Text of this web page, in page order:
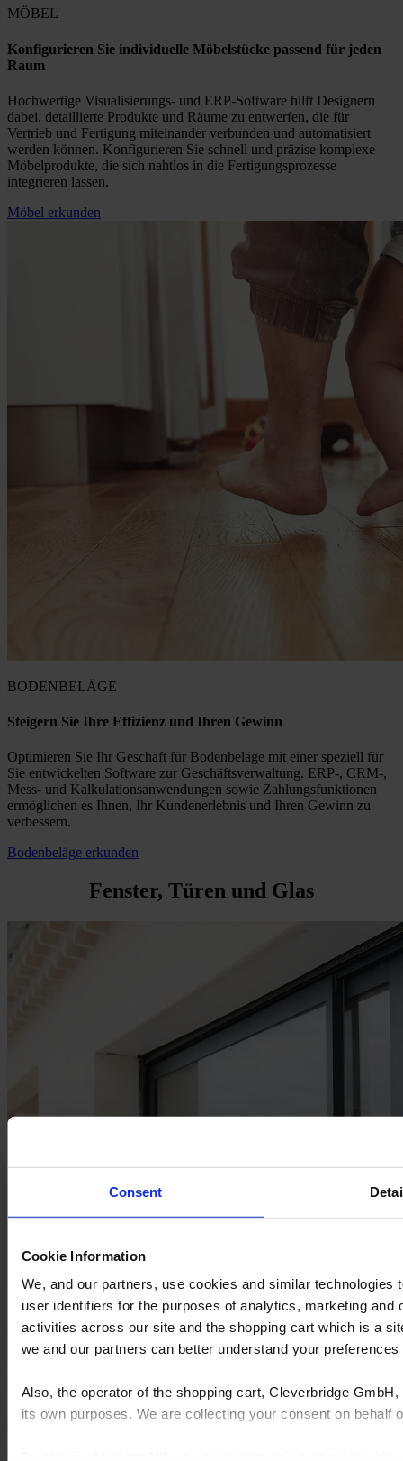
Consent
Cookie Information
We, and our partners, use cookies and similar
user identifiers for the purposes of analytics, marketing
activities across our site and the shopping cart which is a
we and our partners can better understand your
Also, the operator of the shopping cart, Cleverbridge
its own purposes. We are collecting your consent on
MÖBEL
Konfigurieren Sie individuelle Möbelstücke passend für jeden
Raum
Hochwertige Visualisierungs- und ERP-Software hilft Designern
dabei, detaillierte Produkte und Räume zu entwerfen, die für
Vertrieb und Fertigung miteinander verbunden und automatisiert
werden können. Konfigurieren Sie schnell und präzise komplexe
Möbelprodukte, die sich nahtlos in die Fertigungsprozesse
integrieren lassen.
Möbel erkunden
BODENBELÄGE
Steigern Sie Ihre Effizienz und Ihren Gewinn
Optimieren Sie Ihr Geschäft für Bodenbeläge mit einer speziell für
Sie entwickelten Software zur Geschäftsverwaltung. ERP-, CRM-,
Mess- und Kalkulationsanwendungen sowie Zahlungsfunktionen
ermöglichen es Ihnen, Ihr Kundenerlebnis und Ihren Gewinn zu
verbessern.
Bodenbeläge erkunden
Fenster, Türen und Glas
FENSTER UND TÜREN
Steigern Sie Ihren Absatz von Fenstern
Entwerfen, fertigen und montieren Sie Fenster und Türen mit